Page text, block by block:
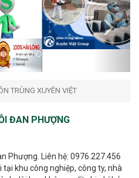
TRÙNG XUYÊN VIỆT
ĐAN PHƯỢNG
tại khu công nghiệp, công ty, nhà
dài hạn không mất chi phí bảo